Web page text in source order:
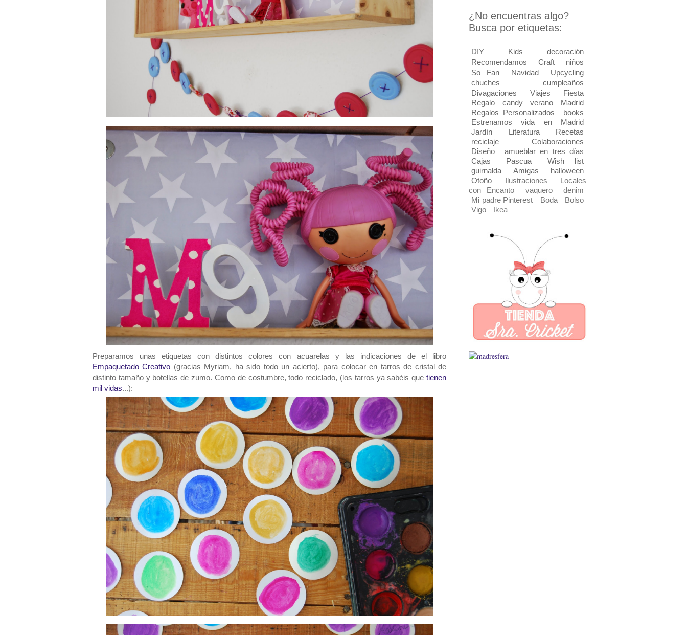
Preparamos unas etiquetas con distintos colores con acuarelas y las indicaciones de el libro
Empaquetado Creativo (gracias Myriam, ha sido todo un acierto), para colocar en tarros de cristal de
distinto tamaño y botellas de zumo. Como de costumbre, todo reciclado, (los tarros ya sabéis que tienen
mil vidas...):
¿No encuentras algo?
Busca por etiquetas:
DIY Kids
decoración
Recomendamos
Craft
niños
So Fan
Navidad
Upcycling
chuches
cumpleaños
Divagaciones
Viajes
Fiesta
Regalo
candy verano
Madrid
Regalos Personalizados
books
Estrenamos vida en Madrid
Jardín
Literatura
Recetas
reciclaje
Colaboraciones
Diseño
amueblar en tres días
Cajas
Pascua
Wish list
guirnalda
Amigas
halloween
Otoño
Ilustraciones
Locales
con Encanto
vaquero
denim
Mi padre Pinterest
Boda
Bolso
Vigo
Ikea